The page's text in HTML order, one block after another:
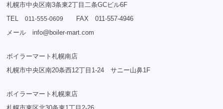
札幌市中央区南3条東2丁目二条GCビル6F
TEL011-555-0609
FAX 011-557-4946
メール info@boiler-mart.com
ボイラーマート札幌南店
札幌市中央区南20条西12丁目1-24 サニー山鼻1F
ボイラーマート札幌東店